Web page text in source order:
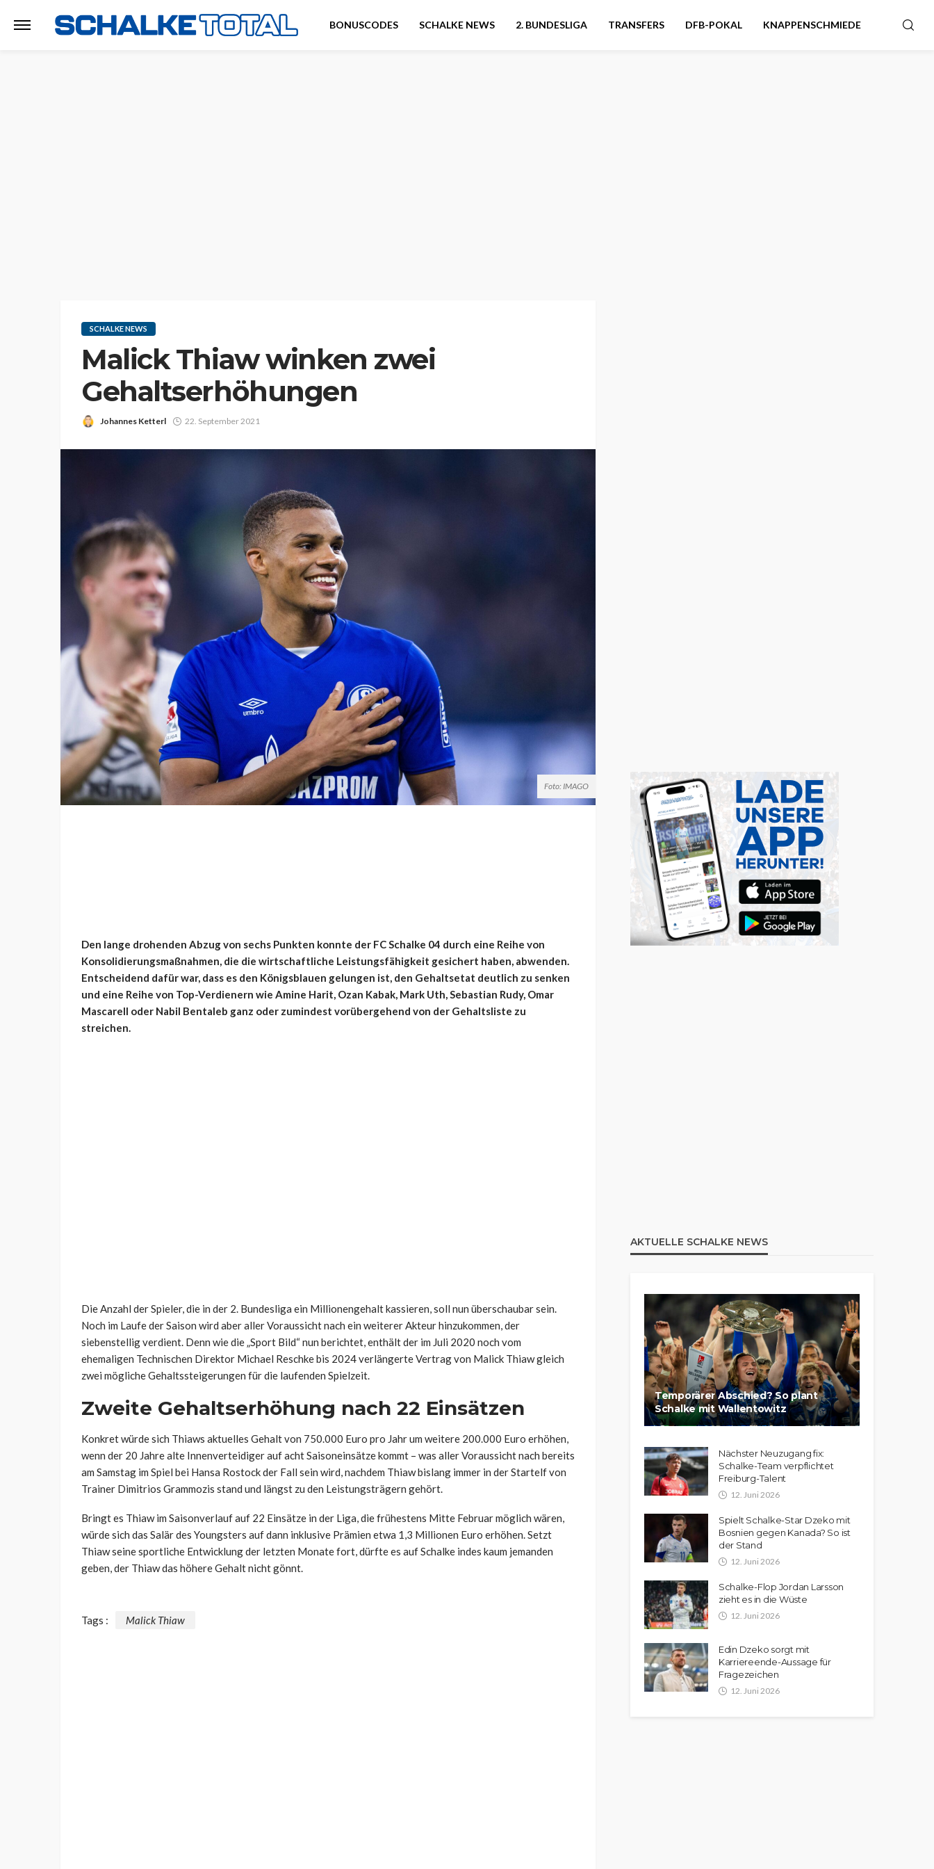
BONUSCODES SCHALKE NEWS 2. BUNDESLIGA TRANSFERS DFB-POKAL KNAPPENSCHMIEDE
SCHALKE NEWS
Malick Thiaw winken zwei
Gehaltserhöhungen
Johannes Ketterl 22. September 2021
Foto: IMAGO
Den lange drohenden Abzug von sechs Punkten konnte der FC Schalke 04 durch eine Reihe von
Konsolidierungsmaßnahmen, die die wirtschaftliche Leistungsfähigkeit gesichert haben, abwenden.
Entscheidend dafür war, dass es den Königsblauen gelungen ist, den Gehaltsetat deutlich zu senken
und eine Reihe von Top-Verdienern wie Amine Harit, Ozan Kabak, Mark Uth, Sebastian Rudy, Omar
Mascarell oder Nabil Bentaleb ganz oder zumindest vorübergehend von der Gehaltsliste zu
streichen.
Die Anzahl der Spieler, die in der 2. Bundesliga ein Millionengehalt kassieren, soll nun überschaubar sein.
Noch im Laufe der Saison wird aber aller Voraussicht nach ein weiterer Akteur hinzukommen, der
siebenstellig verdient. Denn wie die „Sport Bild“ nun berichtet, enthält der im Juli 2020 noch vom
ehemaligen Technischen Direktor Michael Reschke bis 2024 verlängerte Vertrag von Malick Thiaw gleich
zwei mögliche Gehaltssteigerungen für die laufenden Spielzeit.
Zweite Gehaltserhöhung nach 22 Einsätzen
Konkret würde sich Thiaws aktuelles Gehalt von 750.000 Euro pro Jahr um weitere 200.000 Euro erhöhen,
wenn der 20 Jahre alte Innenverteidiger auf acht Saisoneinsätze kommt – was aller Voraussicht nach bereits
am Samstag im Spiel bei Hansa Rostock der Fall sein wird, nachdem Thiaw bislang immer in der Startelf von
Trainer Dimitrios Grammozis stand und längst zu den Leistungsträgern gehört.
Bringt es Thiaw im Saisonverlauf auf 22 Einsätze in der Liga, die frühestens Mitte Februar möglich wären,
würde sich das Salär des Youngsters auf dann inklusive Prämien etwa 1,3 Millionen Euro erhöhen. Setzt
Thiaw seine sportliche Entwicklung der letzten Monate fort, dürfte es auf Schalke indes kaum jemanden
geben, der Thiaw das höhere Gehalt nicht gönnt.
Tags : Malick Thiaw
AKTUELLE SCHALKE NEWS
Temporärer Abschied? So plant
Schalke mit Wallentowitz
Nächster Neuzugang fix:
Schalke-Team verpflichtet
Freiburg-Talent
12. Juni 2026
Spielt Schalke-Star Dzeko mit
Bosnien gegen Kanada? So ist
der Stand
12. Juni 2026
Schalke-Flop Jordan Larsson
zieht es in die Wüste
12. Juni 2026
Edin Dzeko sorgt mit
Karriereende-Aussage für
Fragezeichen
12. Juni 2026